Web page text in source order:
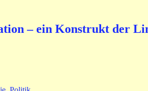
– ein Konstrukt der